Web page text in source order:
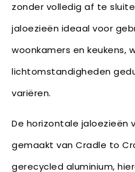
zonder volledig af te
jaloezieën ideaal voor
woonkamers en keukens,
lichtomstandigheden
variëren.
De horizontale jaloezieën
gemaakt van Cradle to
gerecycled aluminium,